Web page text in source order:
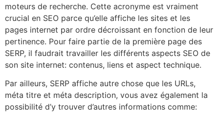
moteurs de recherche. Cette acronyme est vraiment
crucial en SEO parce qu’elle affiche les sites et les
pages internet par ordre décroissant en fonction de leur
pertinence. Pour faire partie de la première page des
SERP, il faudrait travailler les différents aspects SEO de
son site internet: contenus, liens et aspect technique.
Par ailleurs, SERP affiche autre chose que les URLs,
méta titre et méta description, vous avez également la
possibilité d’y trouver d’autres informations comme: